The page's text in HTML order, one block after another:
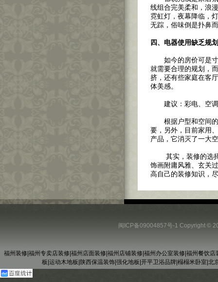
线组合完美柔和，浪
霓虹灯，夜幕降临，
无踪，俗味倒是扑鼻
四、电器使用缺乏规
如今的房价可是寸
就需要合理的规划，
挤，还有些家庭在客
体美感。
建议：彩电、空调
根据户型和空间的
要，另外，目前家用
产品，它消灭了一大
其实，装修的选择
饰画附庸风雅、玄关
高自己的装修知识，
闽ICP备09004857号-1 Copyright ©
福州装修 福州专卖店装修 福州店面装修 福州店铺装修 福州办公室装修 福州餐饮店
板 运动木地板 陕西保温装饰| 强化地板 开平卫浴品牌| 榻榻米卧室| 北